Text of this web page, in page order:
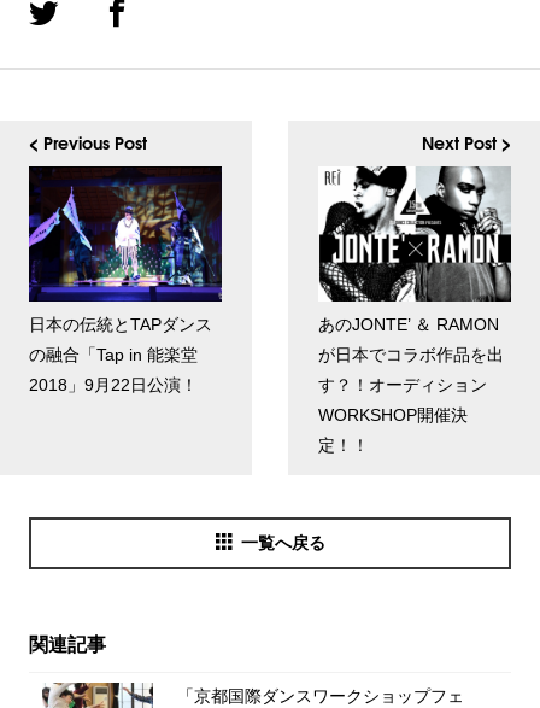
< Previous Post
日本の伝統とTAPダンス
の融合「Tap in 能楽堂
2018」9月22日公演！
Next Post >
あのJONTE’ ＆ RAMON
が日本でコラボ作品を出
す？！オーディション
WORKSHOP開催決
定！！
一覧へ戻る
関連記事
「京都国際ダンスワークショップフェ